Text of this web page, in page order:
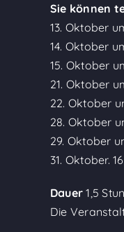
Sie können
13. Oktober
14. Oktober
15. Oktober
21. Oktober
22. Oktober
28. Oktober
29. Oktober
31. Oktober.
Dauer 1,5
Die